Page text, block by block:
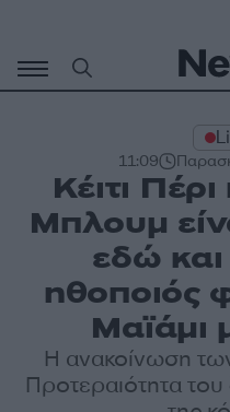
περιεχόμενο
11:09
Κέιτι
Μπλουμ
εδώ
ηθοποιός
Μαϊάμι
Η ανακοίνωση
Προτεραιότητα